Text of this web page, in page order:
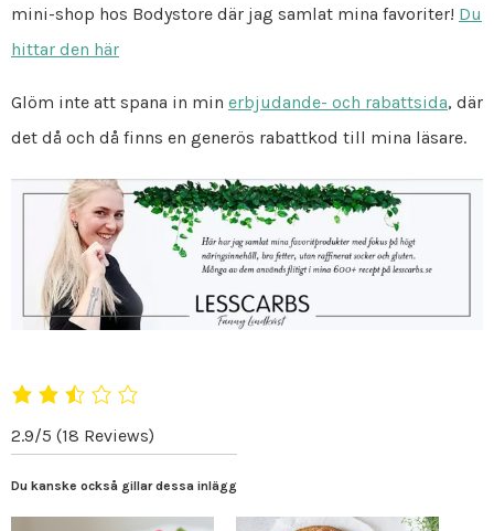
mini-shop hos Bodystore där jag samlat mina favoriter! Du
hittar den här
Glöm inte att spana in min erbjudande- och rabattsida, där
det då och då finns en generös rabattkod till mina läsare.
2.9/5 (18 Reviews)
Du kanske också gillar dessa inlägg